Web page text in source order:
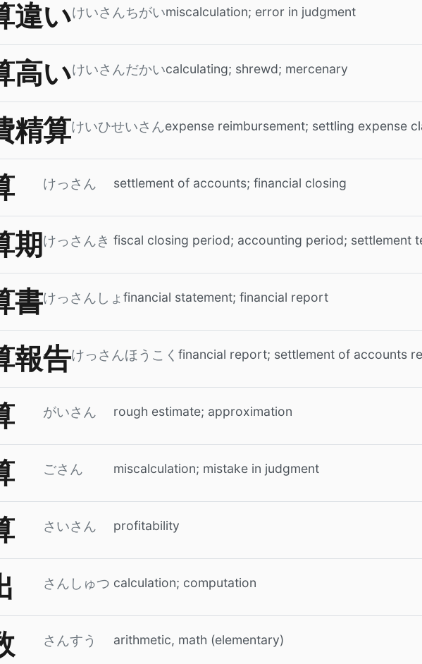
違いけいさんちがいmiscalculation; error in judgment
高いけいさんだかいcalculating; shrewd; mercenary
精算けいひせいさんexpense reimbursement; settling expense
けっさん settlement of accounts; financial closing
期 けっさんき fiscal closing period; accounting period; settlement
書けっさんしょ financial statement; financial report
報告けっさんほうこく financial report; settlement of accounts
がいさん rough estimate; approximation
ごさん miscalculation; mistake in judgment
さいさん profitability
さんしゅつ calculation; computation
さんすう arithmetic, math (elementary)